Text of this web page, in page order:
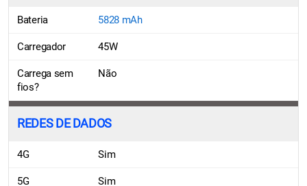
Bateria 5828 mAh
Carregador 45W
Carrega sem
fios?
Não
REDES DE DADOS
4G Sim
5G Sim